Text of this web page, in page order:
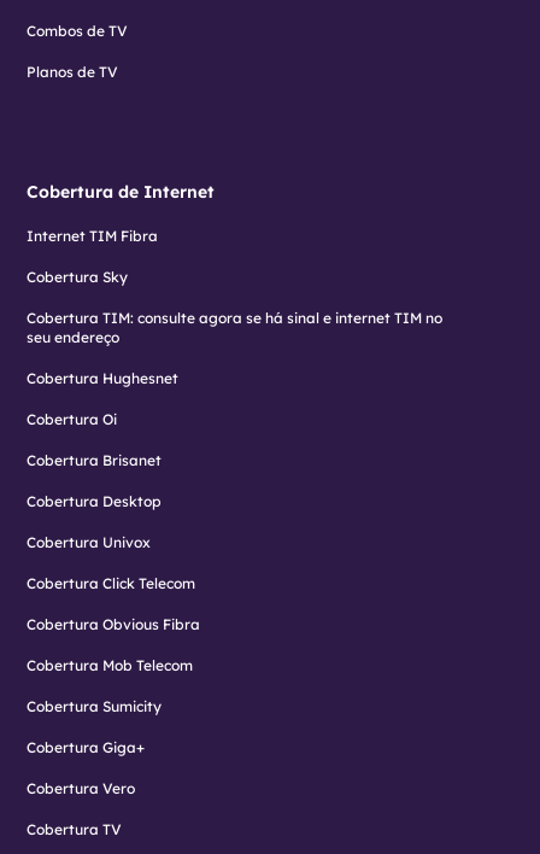
Combos de TV
Planos de TV
Cobertura de Internet
Internet TIM Fibra
Cobertura Sky
Cobertura TIM: consulte agora se há sinal e internet TIM no
seu endereço
Cobertura Hughesnet
Cobertura Oi
Cobertura Brisanet
Cobertura Desktop
Cobertura Univox
Cobertura Click Telecom
Cobertura Obvious Fibra
Cobertura Mob Telecom
Cobertura Sumicity
Cobertura Giga+
Cobertura Vero
Cobertura TV